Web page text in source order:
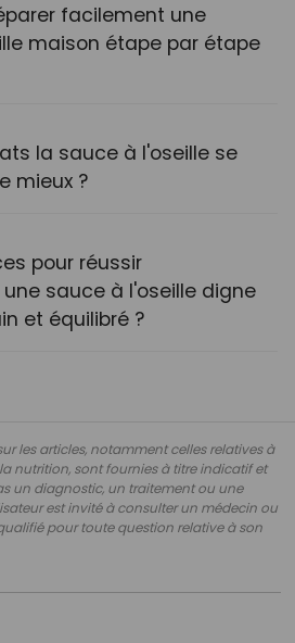
facilement une
maison étape par étape
la sauce à l'oseille se
mieux ?
pour réussir
sauce à l'oseille digne
et équilibré ?
les articles, notamment celles relatives à
nutrition, sont fournies à titre indicatif et
un diagnostic, un traitement ou une
est invité à consulter un médecin ou
pour toute question relative à son